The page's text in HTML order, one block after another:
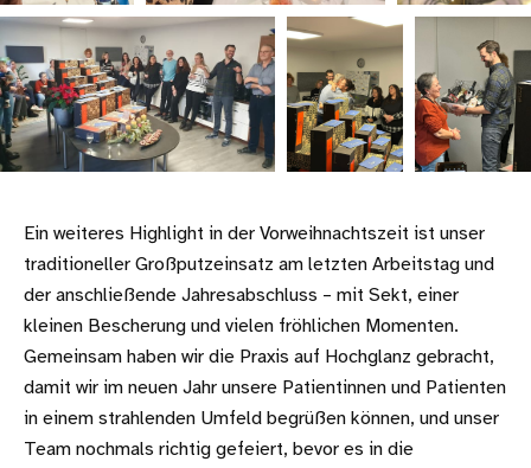
Ein weiteres Highlight in der Vorweihnachtszeit ist unser
traditioneller Großputzeinsatz am letzten Arbeitstag und
der anschließende Jahresabschluss – mit Sekt, einer
kleinen Bescherung und vielen fröhlichen Momenten.
Gemeinsam haben wir die Praxis auf Hochglanz gebracht,
damit wir im neuen Jahr unsere Patientinnen und Patienten
in einem strahlenden Umfeld begrüßen können, und unser
Team nochmals richtig gefeiert, bevor es in die